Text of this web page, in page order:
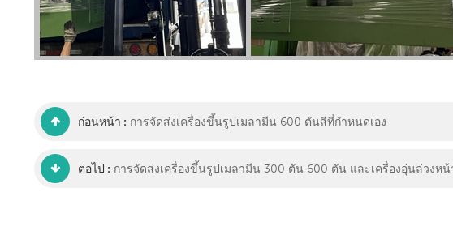
ก่อนหน้า : การจัดส่งเครื่องขึ้นรูปเมลามีน 600 ตันสีที่กำหนดเอง
ต่อไป : การจัดส่งเครื่องขึ้นรูปเมลามีน 300 ตัน 600 ตัน และเครื่องอุ่นล่วงหน้